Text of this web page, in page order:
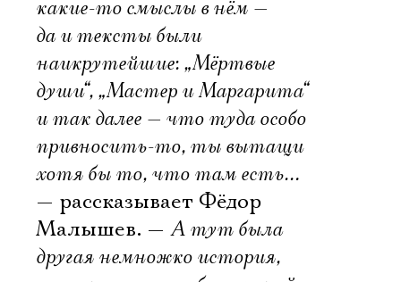
какие-то смыслы в нём —
да и тексты были
наикрутейшие: „Мёртвые
души“, „Мастер и Маргарита“
и так далее — что туда особо
привносить-то, ты вытащи
хотя бы то, что там есть…
— рассказывает Фёдор
Малышев. — А тут была
другая немножко история,